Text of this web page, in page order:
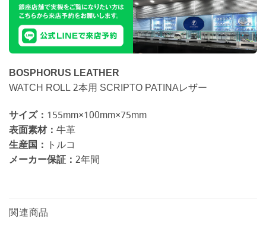
BOSPHORUS LEATHER
WATCH ROLL 2本用 SCRIPTO PATINAレザー
サイズ： 155mm×100mm×75mm
表面素材： 牛革
生産国： トルコ
メーカー保証： 2年間
関連商品